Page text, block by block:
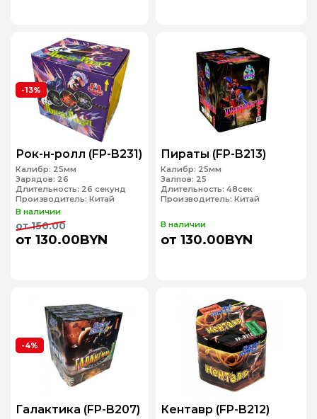
-13%
Рок-н-ролл (FP-B231)
Калибр: 25мм
Зарядов: 26
Длительность: 26 секунд
Производитель: Китай
В наличии
от 130.00BYN
от 150.00
Пираты (FP-B213)
Калибр: 25мм
Залпов: 25
Длительность: 48сек
Производитель: Китай
В наличии
от 130.00BYN
-4%
Галактика (FP-B207) Кентавр (FP-B212)